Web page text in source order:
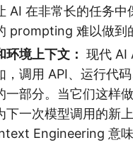
AI 在非常长的任务
prompting 难以做到
环境上下文： 现代 AI
，调用 API、运行代
一部分。当它们这样
下一次模型调用的新
Engineering 意